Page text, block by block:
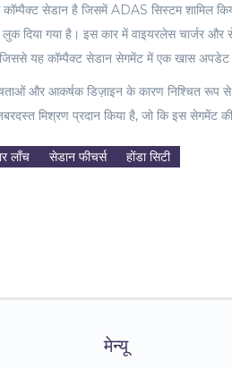
सेडान है जिसमें ADAS सिस्टम शामिल
लुक दिया गया है। इस कार में वाइयरलेस चार्जर
जिससे यह कॉम्पैक्ट सेडान सेगमेंट में एक खास अपडेट
और आकर्षक डिज़ाइन के कारण निश्चित रूप
मिश्रण प्रदान किया है, जो कि इस सेगमेंट
लाँच सेडान फीचर्स होंडा सिटी
मेन्यू